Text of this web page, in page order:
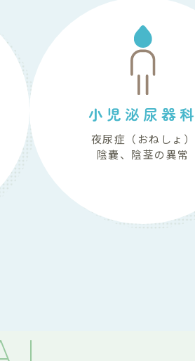
小児泌尿器科
夜尿症（おねしょ）
陰嚢、陰茎の異常